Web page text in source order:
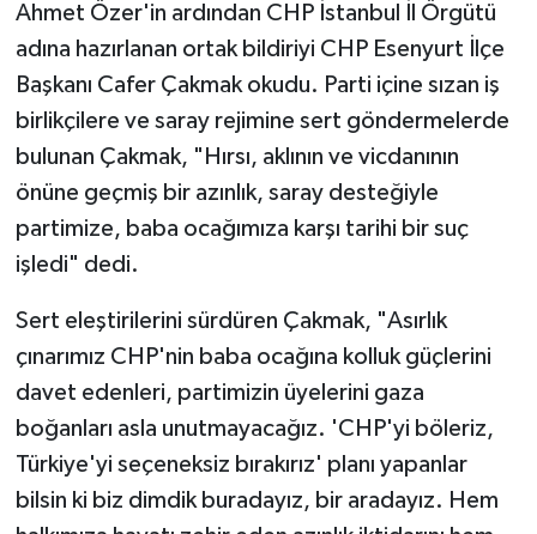
Ahmet Özer'in ardından CHP İstanbul İl Örgütü
adına hazırlanan ortak bildiriyi CHP Esenyurt İlçe
Başkanı Cafer Çakmak okudu. Parti içine sızan iş
birlikçilere ve saray rejimine sert göndermelerde
bulunan Çakmak, "Hırsı, aklının ve vicdanının
önüne geçmiş bir azınlık, saray desteğiyle
partimize, baba ocağımıza karşı tarihi bir suç
işledi" dedi.
Sert eleştirilerini sürdüren Çakmak, "Asırlık
çınarımız CHP'nin baba ocağına kolluk güçlerini
davet edenleri, partimizin üyelerini gaza
boğanları asla unutmayacağız. 'CHP'yi böleriz,
Türkiye'yi seçeneksiz bırakırız' planı yapanlar
bilsin ki biz dimdik buradayız, bir aradayız. Hem